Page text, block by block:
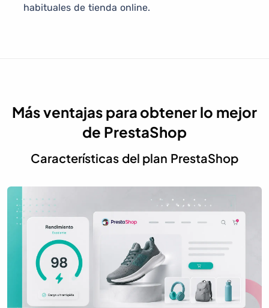
habituales de tienda online.
Más ventajas para obtener lo mejor
de PrestaShop
Características del plan PrestaShop